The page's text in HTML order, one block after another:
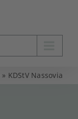
» KDStV Nassovia